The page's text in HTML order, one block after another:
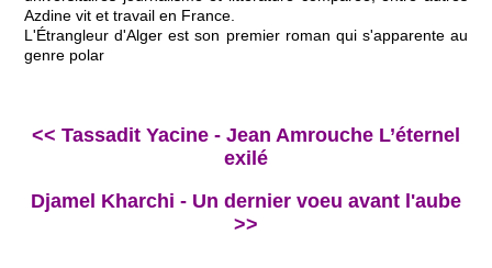
Azdine vit et travail en France.
L'Étrangleur d'Alger est son premier roman qui s'apparente au
genre polar
<< Tassadit Yacine - Jean Amrouche L’éternel
exilé
Djamel Kharchi - Un dernier voeu avant l'aube
>>